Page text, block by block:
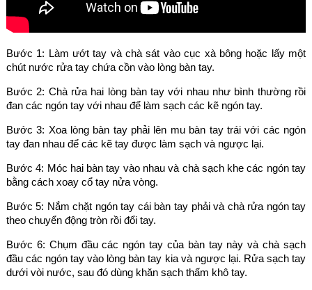
Bước 1: Làm ướt tay và chà sát vào cục xà bông hoặc lấy một
chút nước rửa tay chứa cồn vào lòng bàn tay.
Bước 2: Chà rửa hai lòng bàn tay với nhau như bình thường rồi
đan các ngón tay với nhau để làm sạch các kẽ ngón tay.
Bước 3: Xoa lòng bàn tay phải lên mu bàn tay trái với các ngón
tay đan nhau để các kẽ tay được làm sạch và ngược lại.
Bước 4: Móc hai bàn tay vào nhau và chà sạch khe các ngón tay
bằng cách xoay cổ tay nửa vòng.
Bước 5: Nắm chặt ngón tay cái bàn tay phải và chà rửa ngón tay
theo chuyển động tròn rồi đổi tay.
Bước 6: Chụm đầu các ngón tay của bàn tay này và chà sạch
đầu các ngón tay vào lòng bàn tay kia và ngược lại. Rửa sạch tay
dưới vòi nước, sau đó dùng khăn sạch thấm khô tay.